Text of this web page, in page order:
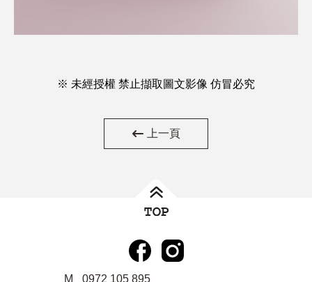
※ 未經授權 禁止擷取圖文影像 仿冒必究
上一頁
M 0972 105 895